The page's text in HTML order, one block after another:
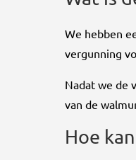
We hebben
vergunning
Nadat we de
van de
Hoe